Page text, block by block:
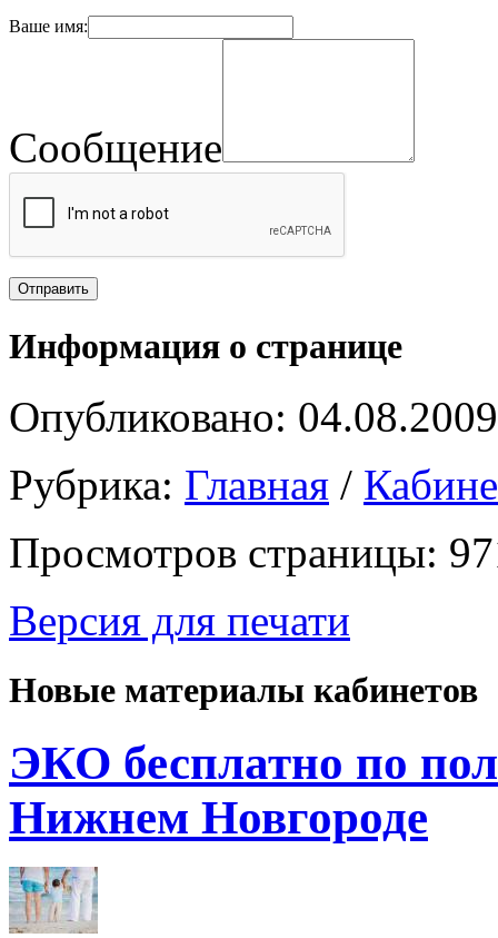
Ваше имя:
Сообщение
Информация о странице
Опубликовано: 04.08.2009
Рубрика: Главная /
Просмотров страницы:
Версия для печати
Новые материалы кабинетов
ЭКО бесплатно по
Нижнем Новгороде